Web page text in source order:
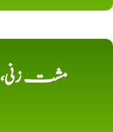
مشت زنی،